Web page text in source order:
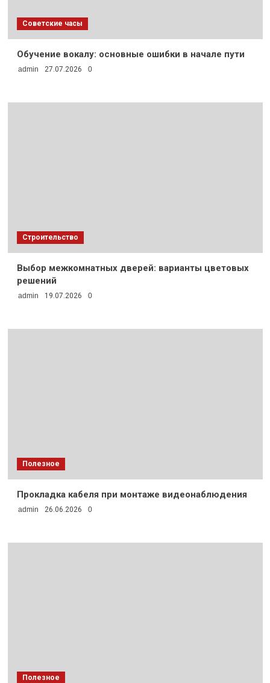
Советские часы
Обучение вокалу: основные ошибки в начале пути
admin 27.07.2026 0
Строительство
Выбор межкомнатных дверей: варианты цветовых
решений
admin 19.07.2026 0
Полезное
Прокладка кабеля при монтаже видеонаблюдения
admin 26.06.2026 0
Полезное